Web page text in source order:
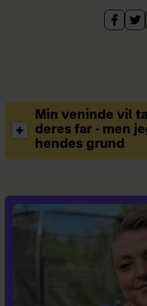
Min veninde vil
deres far - men
hendes grund